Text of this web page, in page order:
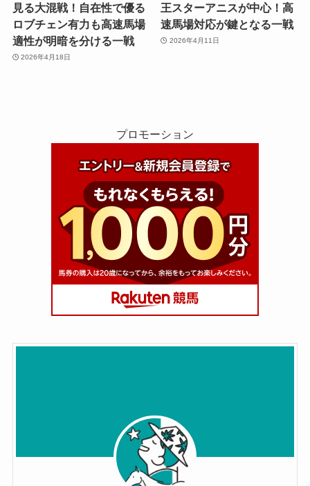
見る大混戦！自在性で優る
ロブチェン有力も高速馬場
適性が明暗を分ける一戦
2026年4月18日
王スターアニスが中心！高
速馬場対応が鍵となる一戦
2026年4月11日
プロモーション